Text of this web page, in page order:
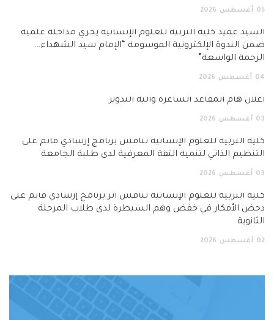
05 أغسطس 2026
السيد عميد كلية التربية للعلوم الإنسانية يجري مداخلة علمية
ضمن الندوة الإلكترونية الموسومة “الإمام سيد الشهداء…
الرحمة الواسعة”
04 أغسطس 2026
اعلان هام المقاعد الشاغرة وآلية التدوير
03 أغسطس 2026
كلية التربية للعلوم الإنسانية تناقش برنامج إرشادي قائم على
التنظيم الذاتي لتنمية الثقة المعرفية لدى طلبة الجامعة
03 أغسطس 2026
كلية التربية للعلوم الإنسانية تناقش أثر برنامج إرشادي قائم على
دحض الأفكار في خفض وهم السيطرة لدى طلاب المرحلة
الثانوية
02 أغسطس 2026